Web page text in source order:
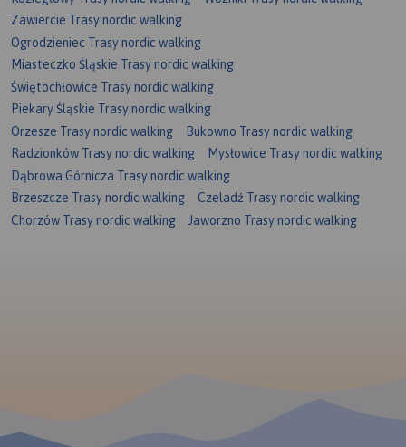
Zawiercie Trasy nordic walking
Ogrodzieniec Trasy nordic walking
Miasteczko Śląskie Trasy nordic walking
Świętochłowice Trasy nordic walking
Piekary Śląskie Trasy nordic walking
Orzesze Trasy nordic walking
Bukowno Trasy nordic walking
Radzionków Trasy nordic walking
Mysłowice Trasy nordic walking
Dąbrowa Górnicza Trasy nordic walking
Brzeszcze Trasy nordic walking
Czeladź Trasy nordic walking
Chorzów Trasy nordic walking
Jaworzno Trasy nordic walking